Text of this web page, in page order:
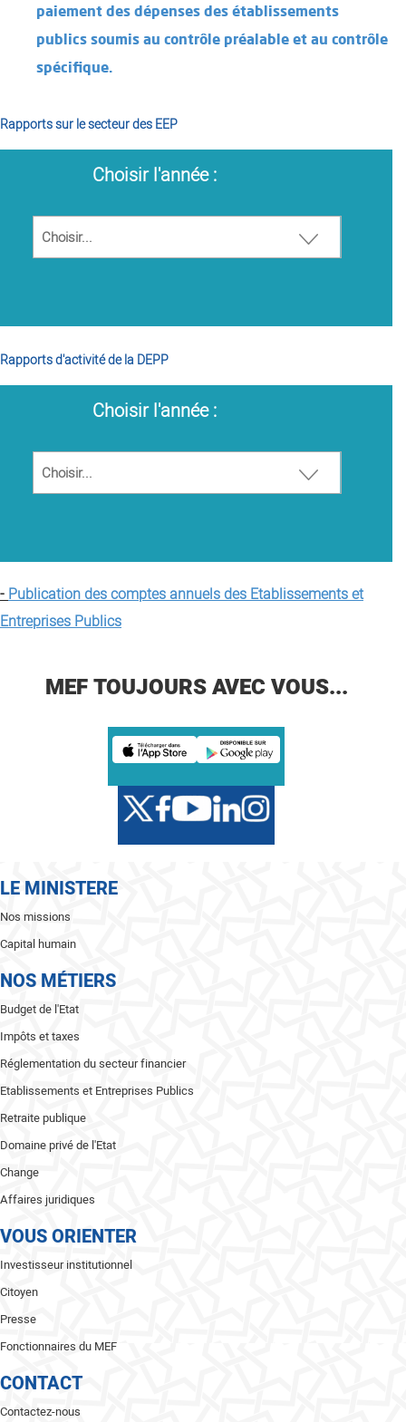
paiement des dépenses des établissements
publics soumis au contrôle préalable et au contrôle
spécifique.
Rapports sur le secteur des EEP
Choisir l'année :
Rapports d'activité de la DEPP
Choisir l'année :
-Publication des comptes annuels des Etablissements et
Entreprises Publics
MEF TOUJOURS AVEC VOUS...
LE MINISTERE
Nos missions
Capital humain
NOS MÉTIERS
Budget de l'Etat
Impôts et taxes
Réglementation du secteur financier
Etablissements et Entreprises Publics
Retraite publique
Domaine privé de l'Etat
Change
Affaires juridiques
VOUS ORIENTER
Investisseur institutionnel
Citoyen
Presse
Fonctionnaires du MEF
CONTACT
Contactez-nous